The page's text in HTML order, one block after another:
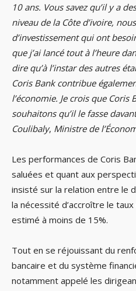
10 ans. Vous savez qu’il y a
niveau de la Côte d’ivoire,
d’investissement qui ont
que j’ai lancé tout à l’heure
dire qu’à l’instar des autres
Coris Bank contribue
l’économie. Je crois que Coris
souhaitons qu’il le fasse
Coulibaly, Ministre de
Les performances de Coris
saluées et quant aux
insisté sur la relation entre le
la nécessité d’accroître le
estimé à moins de 15%.
Tout en se réjouissant du
bancaire et du système
notamment appelé les